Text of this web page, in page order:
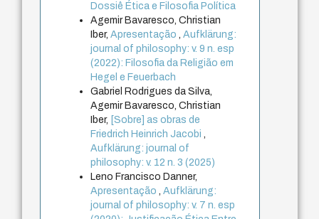
Dossiê Ética e Filosofia Política
Agemir Bavaresco, Christian
Iber,Apresentação,Aufklärung:
journal of philosophy: v. 9 n. esp
(2022): Filosofia da Religião em
Hegel e Feuerbach
Gabriel Rodrigues da Silva,
Agemir Bavaresco, Christian
Iber, [Sobre] as obras de
Friedrich Heinrich Jacobi,
Aufklärung: journal of
philosophy: v. 12 n. 3 (2025)
Leno Francisco Danner,
Apresentação,Aufklärung:
journal of philosophy: v. 7 n. esp